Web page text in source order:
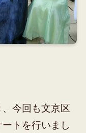
、今回も文京区
トを行いまし